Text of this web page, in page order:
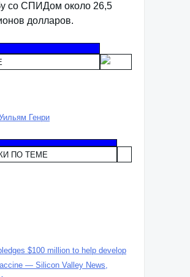
со СПИДом около 26,5
долларов.
Генри
ПО ТЕМЕ
$100 million to help develop
— Silicon Valley News,